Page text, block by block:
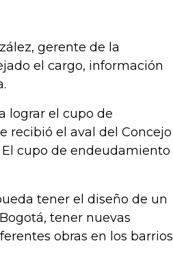
gerente de la
el cargo, información
lograr el cupo de
recibió el aval del Concejo
cupo de endeudamiento
tener el diseño de un
tener nuevas
obras en los barrios